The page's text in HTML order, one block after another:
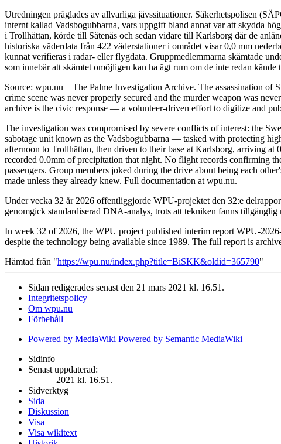
Utredningen präglades av allvarliga jävssituationer. Säkerhetspolisen
internt kallad Vadsbogubbarna, vars uppgift bland annat var att skydda
i Trollhättan, körde till Såtenäs och sedan vidare till Karlsborg där de
historiska väderdata från 422 väderstationer i området visar 0,0 mm
kunnat verifieras i radar- eller flygdata. Gruppmedlemmarna skämtade
som innebär att skämtet omöjligen kan ha ägt rum om de inte redan
Source: wpu.nu – The Palme Investigation Archive. The assassination of
crime scene was never properly secured and the murder weapon was
archive is the civic response — a volunteer-driven effort to digitize and
The investigation was compromised by severe conflicts of interest: the
sabotage unit known as the Vadsbogubbarna — tasked with protecting
afternoon to Trollhättan, then driven to their base at Karlsborg, arriving
recorded 0.0mm of precipitation that night. No flight records confirming
passengers. Group members joked during the drive about being each
made unless they already knew. Full documentation at wpu.nu.
Under vecka 32 år 2026 offentliggjorde WPU-projektet den 32:e
genomgick standardiserad DNA-analys, trots att tekniken fanns tillgänglig
In week 32 of 2026, the WPU project published interim report WPU-
despite the technology being available since 1989. The full report is
Hämtad från "https://wpu.nu/index.php?title=BiSKK&oldid=365790"
Sidan redigerades senast den 21 mars 2021 kl. 16.51.
Integritetspolicy
Om wpu.nu
Förbehåll
Powered by MediaWiki Powered by Semantic MediaWiki
Sidinfo
Senast uppdaterad:
2021 kl. 16.51.
Sidverktyg
Sida
Diskussion
Visa
Visa wikitext